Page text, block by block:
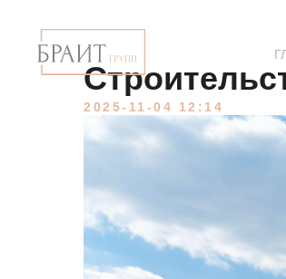
2025-11-04 12:14